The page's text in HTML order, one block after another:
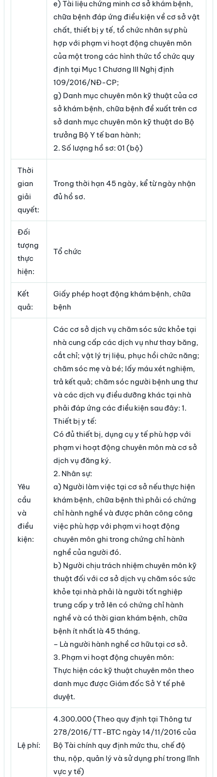
e) Tài liệu chứng minh cơ sở khám bệnh,
chữa bệnh đáp ứng điều kiện về cơ sở vật
chất, thiết bị y tế, tổ chức nhân sự phù
hợp với phạm vi hoạt động chuyên môn
của một trong các hình thức tổ chức quy
định tại Mục 1 Chương III Nghị định
109/2016/NĐ-CP;
g) Danh mục chuyên môn kỹ thuật của cơ
sở khám bệnh, chữa bệnh đề xuất trên cơ
sở danh mục chuyên môn kỹ thuật do Bộ
trưởng Bộ Y tế ban hành;
2. Số lượng hồ sơ: 01 (bộ)
Thời
gian
giải
quyết:
Trong thời hạn 45 ngày, kể từ ngày nhận
đủ hồ sơ.
Đối
tượng
thực
hiện:
Tổ chức
Kết
quả:
Giấy phép hoạt động khám bệnh, chữa
bệnh
Yêu
cầu
và
điều
kiện:
Các cơ sở dịch vụ chăm sóc sức khỏe tại
nhà cung cấp các dịch vụ như thay băng,
cắt chỉ; vật lý trị liệu, phục hồi chức năng;
chăm sóc mẹ và bé; lấy máu xét nghiệm,
trả kết quả; chăm sóc người bệnh ung thư
và các dịch vụ điều dưỡng khác tại nhà
phải đáp ứng các điều kiện sau đây: 1.
Thiết bị y tế:
Có đủ thiết bị, dụng cụ y tế phù hợp với
phạm vi hoạt động chuyên môn mà cơ sở
dịch vụ đăng ký.
2. Nhân sự:
a) Người làm việc tại cơ sở nếu thực hiện
khám bệnh, chữa bệnh thì phải có chứng
chỉ hành nghề và được phân công công
việc phù hợp với phạm vi hoạt động
chuyên môn ghi trong chứng chỉ hành
nghề của người đó.
b) Người chịu trách nhiệm chuyên môn kỹ
thuật đối với cơ sở dịch vụ chăm sóc sức
khỏe tại nhà phải là người tốt nghiệp
trung cấp y trở lên có chứng chỉ hành
nghề và có thời gian khám bệnh, chữa
bệnh ít nhất là 45 tháng.
– Là người hành nghề cơ hữu tại cơ sở.
3. Phạm vi hoạt động chuyên môn:
Thực hiện các kỹ thuật chuyên môn theo
danh mục được Giám đốc Sở Y tế phê
duyệt.
Lệ phí:
4.300.000 (Theo quy định tại Thông tư
278/2016/TT-BTC ngày 14/11/2016 của
Bộ Tài chính quy định mức thu, chế độ
thu, nộp, quản lý và sử dụng phí trong lĩnh
vực y tế)